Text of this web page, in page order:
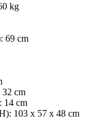
kg
69 cm
32 cm
14 cm
103 x 57 x 48 cm